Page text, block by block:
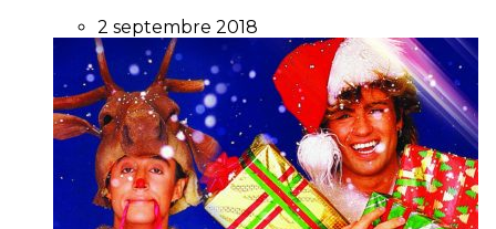
2 septembre 2018